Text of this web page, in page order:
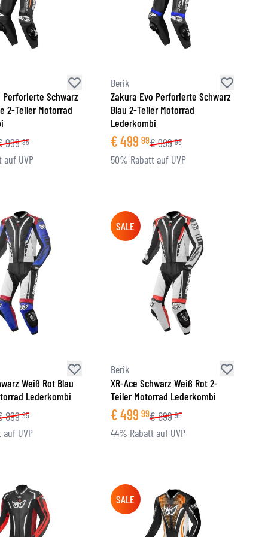
Perforierte Schwarz
2-Teiler Motorrad
999 95
auf UVP
Berik
Zakura Evo Perforierte Schwarz
Blau 2-Teiler Motorrad
Lederkombi
€499 99€999 95
50% Rabatt auf UVP
Weiß Rot Blau
Lederkombi
899 95
UVP
SALE
Berik
XR-Ace Schwarz Weiß Rot 2-
Teiler Motorrad Lederkombi
€499 99€899 95
44% Rabatt auf UVP
SALE